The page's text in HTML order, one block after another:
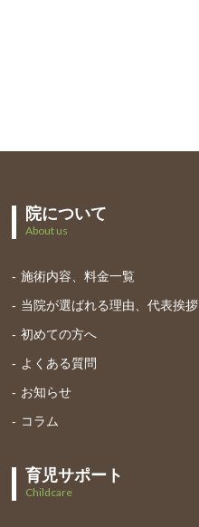
院について
About us
施術内容、料金一覧
当院が選ばれる理由、代表挨拶
初めての方へ
よくある質問
お知らせ
コラム
育児サポート
Childcare